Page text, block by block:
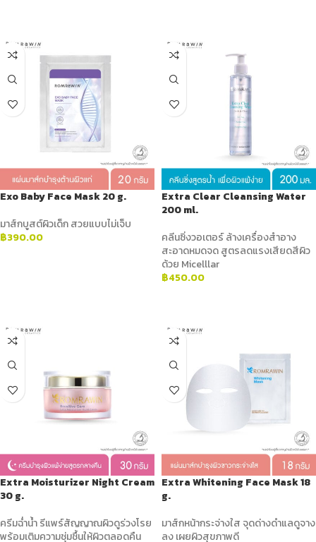
Exo Baby Face Mask 20 g.
มาส์กบูสต์ผิวเด็ก สวยแบบไม่เจ็บ
฿390.00
Extra Clear Cleansing Water
200 ml.
คลีนซิ่งวอเตอร์ ล้างเครื่องสำอาง
สะอาดหมดจด สูตรลดแรงเสียดสีผิว
ด้วย Micelllar
฿450.00
Extra Moisturizer Night Cream
30 g.
ครีมฉ่ำน้ำ รีแพร์สัญญาณผิวดูร่วงโรย
พร้อมเติมความชุ่มชื้นให้ผิวตลอดคืน
Extra Whitening Face Mask 18
g.
มาส์กหน้ากระจ่างใส จุดด่างดำแลดูจาง
ลง เผยผิวสุขภาพดี